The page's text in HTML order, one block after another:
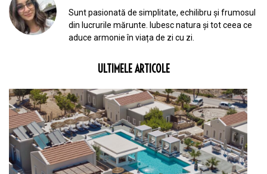
Sunt pasionată de simplitate, echilibru și frumosul
din lucrurile mărunte. Iubesc natura și tot ceea ce
aduce armonie în viața de zi cu zi.
ULTIMELE ARTICOLE